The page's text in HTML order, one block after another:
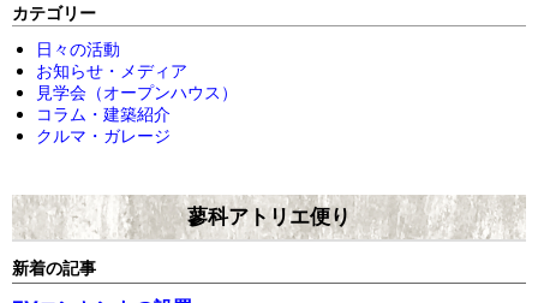
カテゴリー
日々の活動
お知らせ・メディア
見学会（オープンハウス）
コラム・建築紹介
クルマ・ガレージ
蓼科アトリエ便り
新着の記事